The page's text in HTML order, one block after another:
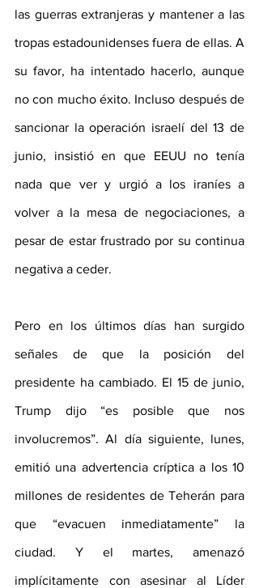
las guerras extranjeras y mantener a las
tropas estadounidenses fuera de ellas. A
su favor, ha intentado hacerlo, aunque
no con mucho éxito. Incluso después de
sancionar la operación israelí del 13 de
junio, insistió en que EEUU no tenía
nada que ver y urgió a los iraníes a
volver a la mesa de negociaciones, a
pesar de estar frustrado por su continua
negativa a ceder.
Pero en los últimos días han surgido
señales de que la posición del
presidente ha cambiado. El 15 de junio,
Trump dijo “es posible que nos
involucremos”. Al día siguiente, lunes,
emitió una advertencia críptica a los 10
millones de residentes de Teherán para
que “evacuen inmediatamente” la
ciudad. Y el martes, amenazó
implícitamente con asesinar al Líder